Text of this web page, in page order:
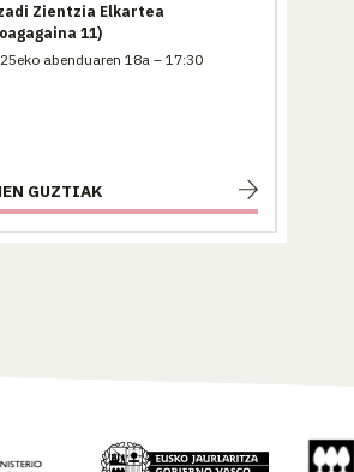
Zientzia Elkartea
11)
abenduaren 18a – 17:30
GUZTIAK